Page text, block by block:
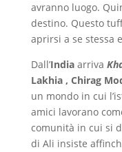
avranno luogo.
destino. Questo
aprirsi a se stessa
Dall’India arriva
Lakhia , Chirag
un mondo in cui
amici lavorano
comunità in cui si
di Ali insiste